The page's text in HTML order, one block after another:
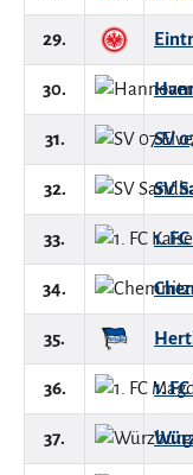
29.
30.
31. SV
32. SV
33. 1.
34.
35.
36. 1.
37.